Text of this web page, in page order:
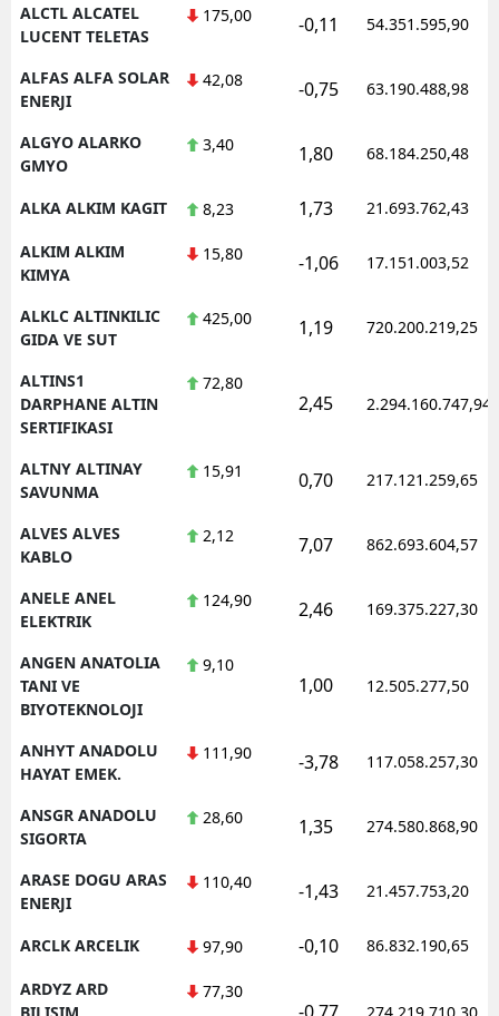
ALCTL ALCATEL
LUCENT TELETAS
175,00 -0,11 54.351.595,90
ALFAS ALFA SOLAR
ENERJI
42,08 -0,75 63.190.488,98
ALGYO ALARKO
GMYO
3,40 1,80 68.184.250,48
ALKA ALKIM KAGIT 8,23 1,73 21.693.762,43
ALKIM ALKIM
KIMYA
15,80 -1,06 17.151.003,52
ALKLC ALTINKILIC
GIDA VE SUT
425,00 1,19 720.200.219,25
ALTINS1
DARPHANE ALTIN
SERTIFIKASI
72,80
2,45 2.294.160.747,94
ALTNY ALTINAY
SAVUNMA
15,91 0,70 217.121.259,65
ALVES ALVES
KABLO
2,12 7,07 862.693.604,57
ANELE ANEL
ELEKTRIK
124,90 2,46 169.375.227,30
ANGEN ANATOLIA
TANI VE
BIYOTEKNOLOJI
9,10
1,00 12.505.277,50
ANHYT ANADOLU
HAYAT EMEK.
111,90 -3,78 117.058.257,30
ANSGR ANADOLU
SIGORTA
28,60 1,35 274.580.868,90
ARASE DOGU ARAS
ENERJI
110,40 -1,43 21.457.753,20
ARCLK ARCELIK 97,90 -0,10 86.832.190,65
ARDYZ ARD
BILISIM
77,30
-0,77 274.219.710,30